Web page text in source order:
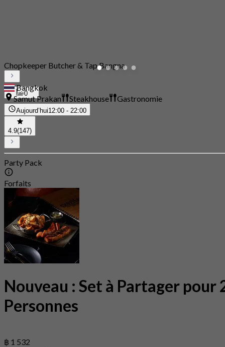
0
Chopkeeper Butcher & Tap Bangna
Bangkok
Samut Prakan
Steakhouse Gastronomie
Aujourd’hui12:00 - 22:00
4.9(147)
Party Pack
Forfaits
Nouveau : Set à Partager pour
Personnes
฿ 1 532